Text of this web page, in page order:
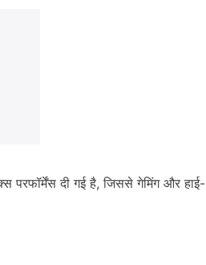
दी गई है, जिससे गेमिंग और हाई-